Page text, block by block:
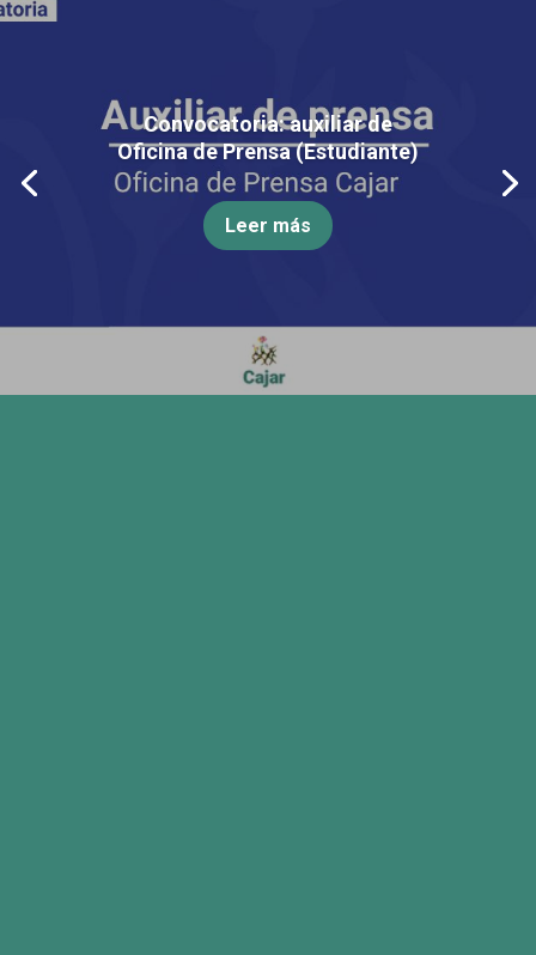
Convocatoria: auxiliar de
Oficina de Prensa (Estudiante)
Leer más